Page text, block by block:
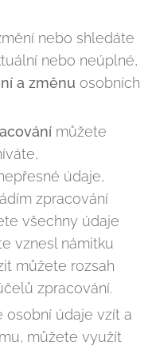
nebo shledáte
nebo neúplné,
a změnu osobních
můžete
údaje,
zpracování
všechny údaje
vznesl námitku
můžete rozsah
zpracování.
osobní údaje vzít a
můžete využít